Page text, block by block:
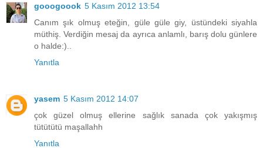
gooogoook 5 Kasım 2012 13:54
Canım şık olmuş eteğin, güle güle giy, üstündeki siyahla
müthiş. Verdiğin mesaj da ayrıca anlamlı, barış dolu günlere
o halde:)..
Yanıtla
yasem 5 Kasım 2012 14:07
çok güzel olmuş ellerine sağlık sanada çok yakışmış
tütütütü maşallahh
Yanıtla